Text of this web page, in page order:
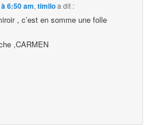
6:50 am,timiloa dit :
, c’est en somme une folle
,CARMEN